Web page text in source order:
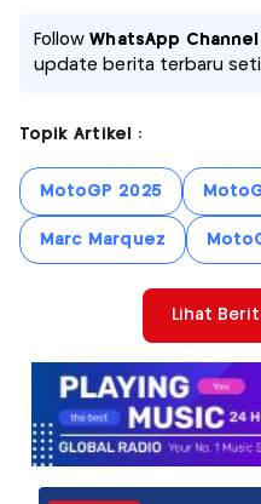
FollowWhatsApp
update berita terbaru
Topik Artikel :
MotoGP 2025
Marc Marquez
Lihat